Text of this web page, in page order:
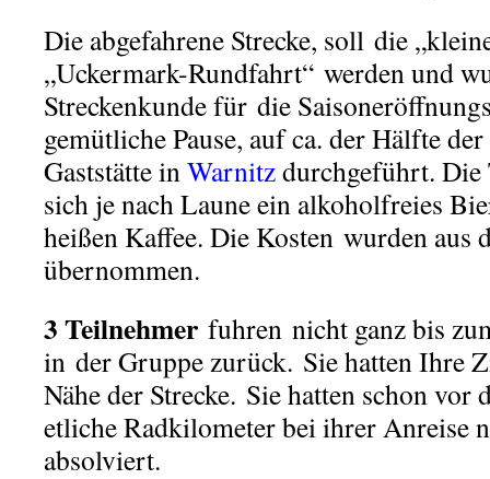
Die abgefahrene Strecke, soll die
„Uckermark-Rundfahrt“ werden und
Streckenkunde für die
gemütliche Pause, auf ca. der Hälfte
Gaststätte inWarnitzdurchgeführt. Die
sich je nach Laune ein alkoholfreies
heißen Kaffee. Die Kosten wurden aus
übernommen.
3 Teilnehmer fuhren nicht ganz bis
in der Gruppe zurück. Sie hatten Ihre
Nähe der Strecke. Sie hatten schon vor
etliche Radkilometer bei ihrer Anreise
absolviert.